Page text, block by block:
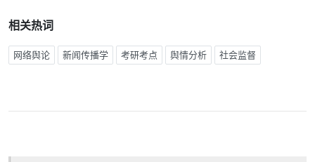
相关热词
网络舆论 新闻传播学 考研考点 舆情分析 社会监督